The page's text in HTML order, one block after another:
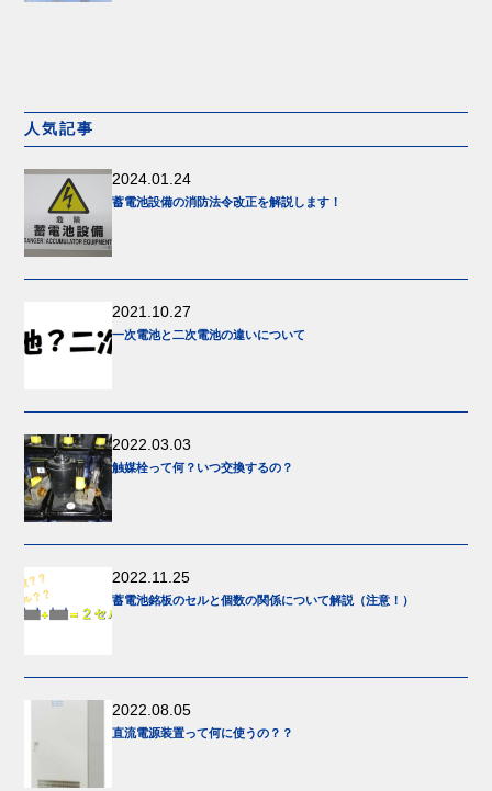
人気記事
2024.01.24
蓄電池設備の消防法令改正を解説します！
2021.10.27
一次電池と二次電池の違いについて
2022.03.03
触媒栓って何？いつ交換するの？
2022.11.25
蓄電池銘板のセルと個数の関係について解説（注意！）
2022.08.05
直流電源装置って何に使うの？？